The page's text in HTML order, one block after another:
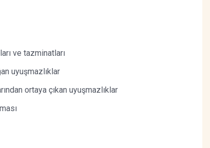
ve tazminatları
uyuşmazlıklar
ortaya çıkan uyuşmazlıklar